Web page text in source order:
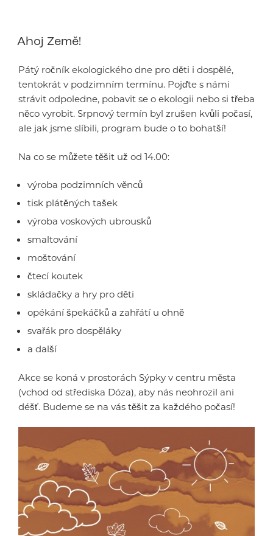
Ahoj Země!
Pátý ročník ekologického dne pro děti i dospělé,
tentokrát v podzimním termínu. Pojďte s námi
strávit odpoledne, pobavit se o ekologii nebo si třeba
něco vyrobit. Srpnový termín byl zrušen kvůli počasí,
ale jak jsme slíbili, program bude o to bohatší!
Na co se můžete těšit už od 14.00:
výroba podzimních věnců
tisk plátěných tašek
výroba voskových ubrousků
smaltování
moštování
čtecí koutek
skládačky a hry pro děti
opékání špekáčků a zahřátí u ohně
svařák pro dospěláky
a další
Akce se koná v prostorách Sýpky v centru města
(vchod od střediska Dóza), aby nás neohrozil ani
déšť. Budeme se na vás těšit za každého počasí!